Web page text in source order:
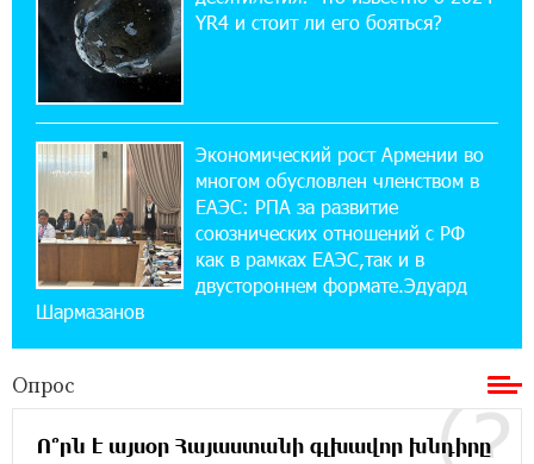
12:04:53 28-07-2026
Обновленный Центр продаж и обслуживания
Ucom открылся по адресу ул. Шаумяна, 24/2
22:28:49 27-07-2026
Никогда Нагорный Карабах не был в составе
независимого Азербайджана. Аршак
Карапетян
17:52:29 25-07-2026
Бывший премьер-министр Словакии
обратился к президенту страны с просьбой
осужденных в Азербайджане
12:17:04 23-07-2026
YR4 и стоит ли его бояться?
Экономический рост Армении во
многом обусловлен членством в
ЕАЭС: РПА за развитие
союзнических отношений с РФ
как в рамках ЕАЭС,так и в
двустороннем формате.Эдуард
Шармазанов
Опрос
Ո՞րն է այսօր Հայաստանի գլխավոր խնդիրը